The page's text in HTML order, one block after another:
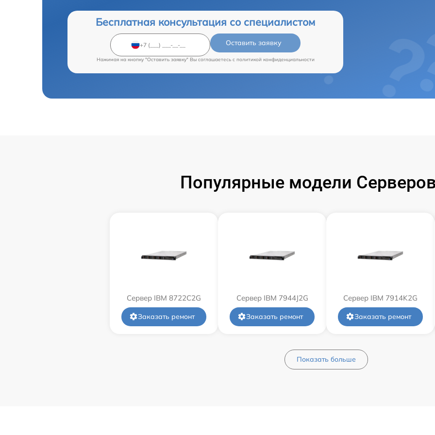
Бесплатная консультация со специалистом
Оставить заявку
Нажимая на кнопку "Оставить заявку" Вы соглашаетесь c политикой конфиденциальности
Популярные модели
Сервер IBM 8722C2G
Заказать ремонт
Сервер IBM 7944J2G
Заказать ремонт
Сервер IBM 7914K2G
Заказать ремонт
Показать больше